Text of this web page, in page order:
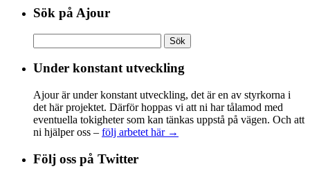
Sök på Ajour
efter:
Under konstant utveckling
Ajour är under konstant utveckling, det är en av styrkorna i
det här projektet. Därför hoppas vi att ni har tålamod med
eventuella tokigheter som kan tänkas uppstå på vägen. Och att
ni hjälper oss – följ arbetet här →
Följ oss på Twitter